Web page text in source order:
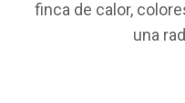
finca de calor,
una